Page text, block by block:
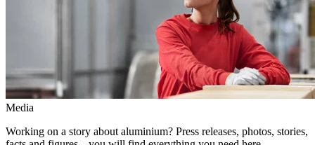
Media
Working on a story about aluminium? Press releases, photos, stories,